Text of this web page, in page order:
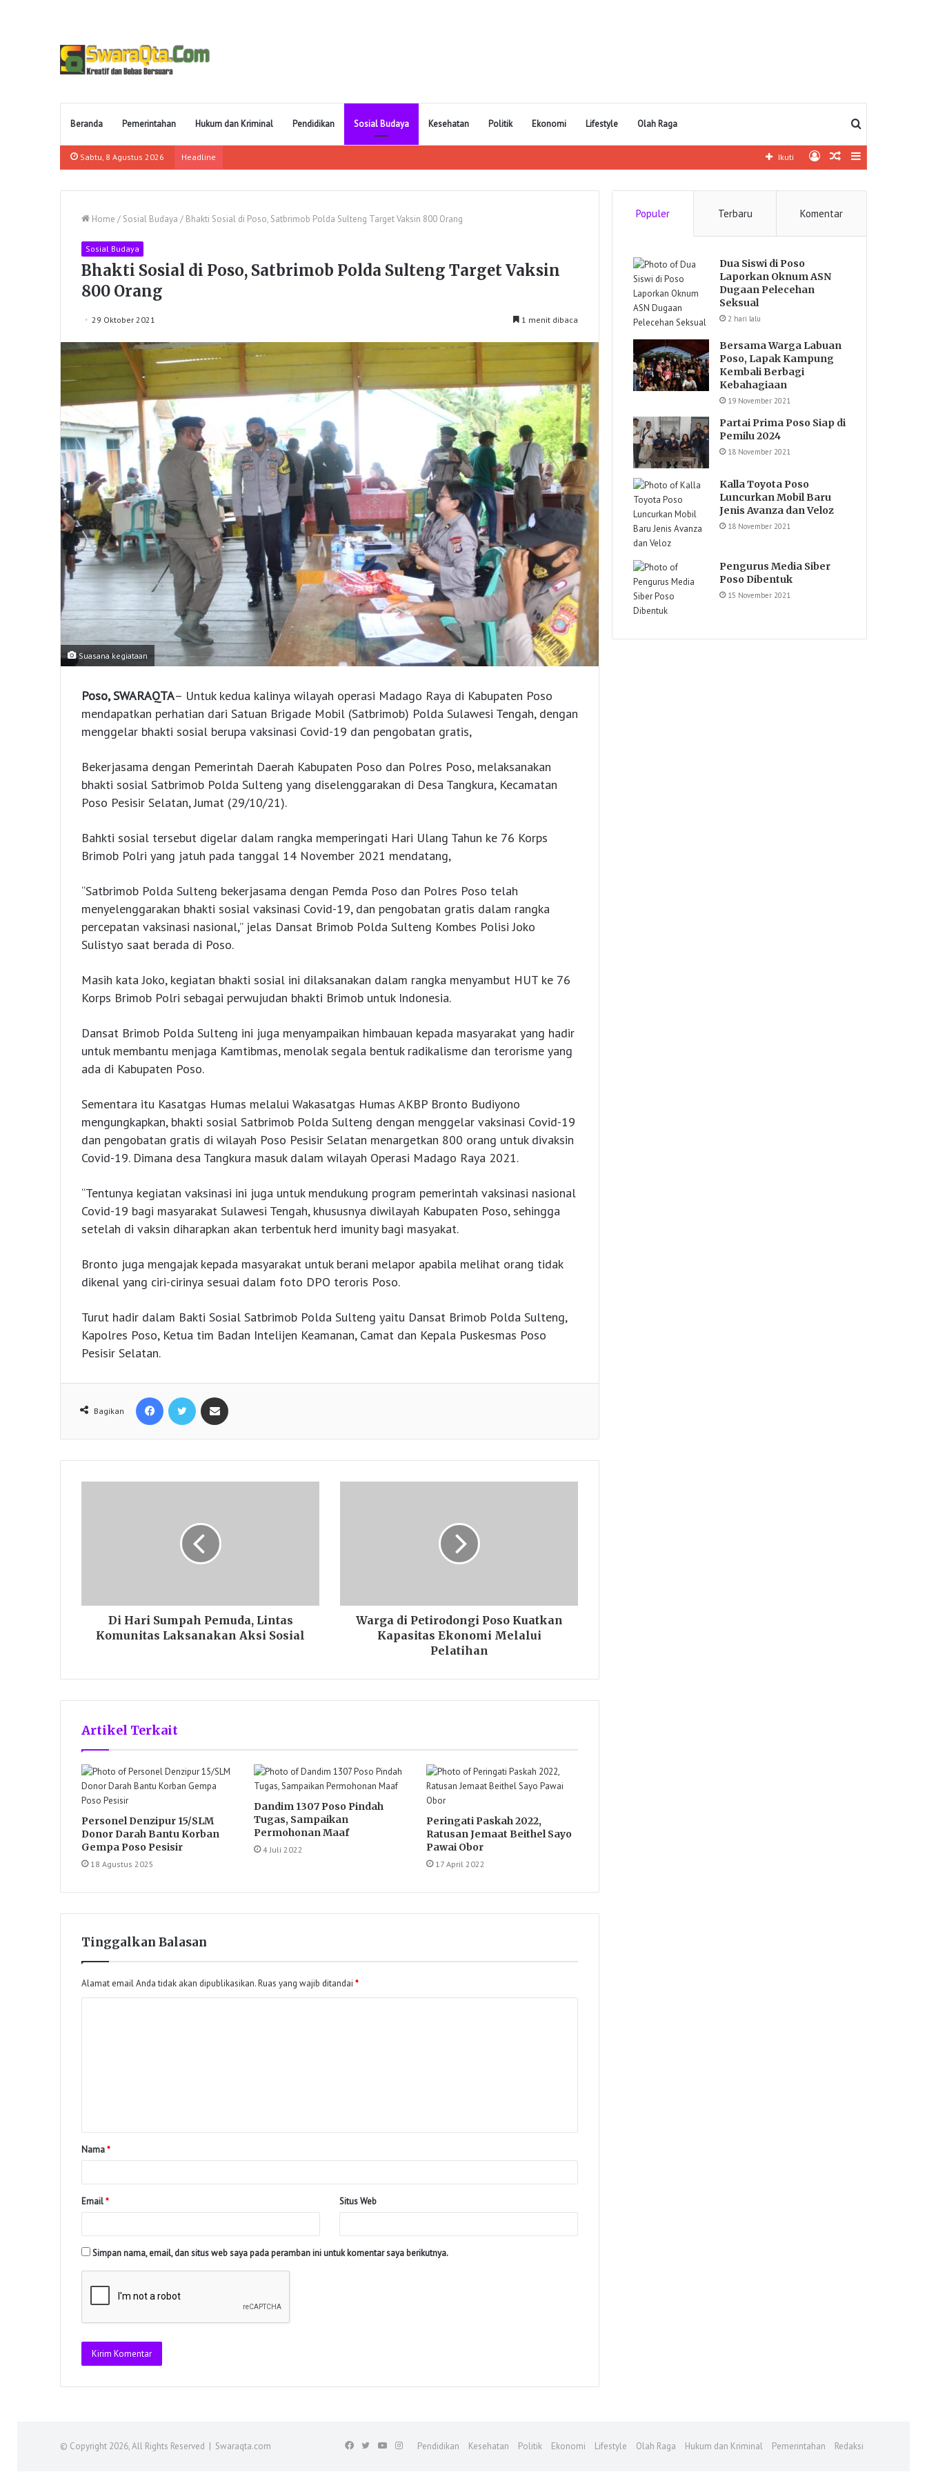
Beranda Pemerintahan Hukum dan Kriminal Pendidikan Sosial Budaya Kesehatan Politik Ekonomi Lifestyle Olah Raga Pencarian
Sabtu, 8 Agustus 2026 Headline Sidebar
Artikel
Log
Ikuti
Home / Sosial Budaya / Bhakti Sosial di Poso, Satbrimob Polda Sulteng Target Vaksin 800 Orang
Sosial Budaya
Bhakti Sosial di Poso, Satbrimob Polda Sulteng Target Vaksin
800 Orang
29 Oktober 2021 1 menit dibaca
Suasana kegiataan
Poso, SWARAQTA– Untuk kedua kalinya wilayah operasi Madago Raya di Kabupaten Poso
mendapatkan perhatian dari Satuan Brigade Mobil (Satbrimob) Polda Sulawesi Tengah, dengan
menggelar bhakti sosial berupa vaksinasi Covid-19 dan pengobatan gratis,
Bekerjasama dengan Pemerintah Daerah Kabupaten Poso dan Polres Poso, melaksanakan
bhakti sosial Satbrimob Polda Sulteng yang diselenggarakan di Desa Tangkura, Kecamatan
Poso Pesisir Selatan, Jumat (29/10/21).
Bahkti sosial tersebut digelar dalam rangka memperingati Hari Ulang Tahun ke 76 Korps
Brimob Polri yang jatuh pada tanggal 14 November 2021 mendatang,
“Satbrimob Polda Sulteng bekerjasama dengan Pemda Poso dan Polres Poso telah
menyelenggarakan bhakti sosial vaksinasi Covid-19, dan pengobatan gratis dalam rangka
percepatan vaksinasi nasional,” jelas Dansat Brimob Polda Sulteng Kombes Polisi Joko
Sulistyo saat berada di Poso.
Masih kata Joko, kegiatan bhakti sosial ini dilaksanakan dalam rangka menyambut HUT ke 76
Korps Brimob Polri sebagai perwujudan bhakti Brimob untuk Indonesia.
Dansat Brimob Polda Sulteng ini juga menyampaikan himbauan kepada masyarakat yang hadir
untuk membantu menjaga Kamtibmas, menolak segala bentuk radikalisme dan terorisme yang
ada di Kabupaten Poso.
Sementara itu Kasatgas Humas melalui Wakasatgas Humas AKBP Bronto Budiyono
mengungkapkan, bhakti sosial Satbrimob Polda Sulteng dengan menggelar vaksinasi Covid-19
dan pengobatan gratis di wilayah Poso Pesisir Selatan menargetkan 800 orang untuk divaksin
Covid-19. Dimana desa Tangkura masuk dalam wilayah Operasi Madago Raya 2021.
“Tentunya kegiatan vaksinasi ini juga untuk mendukung program pemerintah vaksinasi nasional
Covid-19 bagi masyarakat Sulawesi Tengah, khususnya diwilayah Kabupaten Poso, sehingga
setelah di vaksin diharapkan akan terbentuk herd imunity bagi masyakat.
Bronto juga mengajak kepada masyarakat untuk berani melapor apabila melihat orang tidak
dikenal yang ciri-cirinya sesuai dalam foto DPO teroris Poso.
Turut hadir dalam Bakti Sosial Satbrimob Polda Sulteng yaitu Dansat Brimob Polda Sulteng,
Kapolres Poso, Ketua tim Badan Intelijen Keamanan, Camat dan Kepala Puskesmas Poso
Pesisir Selatan.
Bagikan
Facebook Twitter
Di Hari Sumpah Pemuda, Lintas
Komunitas Laksanakan Aksi Sosial
Warga di Petirodongi Poso Kuatkan
Kapasitas Ekonomi Melalui
Pelatihan
Artikel Terkait
Personel Denzipur 15/SLM
Donor Darah Bantu Korban
Gempa Poso Pesisir
18 Agustus 2025
Dandim 1307 Poso Pindah
Tugas, Sampaikan
Permohonan Maaf
4 Juli 2022
Peringati Paskah 2022,
Ratusan Jemaat Beithel Sayo
Pawai Obor
17 April 2022
Tinggalkan Balasan
Alamat email Anda tidak akan dipublikasikan.Ruas yang wajib ditandai *
Nama*
Email* Situs Web
Simpan nama, email, dan situs web saya pada peramban ini untuk komentar saya berikutnya.
Populer Terbaru Komentar
Dua Siswi di Poso
Laporkan Oknum ASN
Dugaan Pelecehan
Seksual
2 hari lalu
Bersama Warga Labuan
Poso, Lapak Kampung
Kembali Berbagi
Kebahagiaan
19 November 2021
Partai Prima Poso Siap di
Pemilu 2024
18 November 2021
Kalla Toyota Poso
Luncurkan Mobil Baru
Jenis Avanza dan Veloz
18 November 2021
Pengurus Media Siber
Poso Dibentuk
15 November 2021
© Copyright 2026, All Rights Reserved | Swaraqta.com Pendidikan Kesehatan Politik Ekonomi Lifestyle Olah Raga Hukum dan Kriminal Pemerintahan Redaksi
Facebook
TwitterYouTubeInstagram